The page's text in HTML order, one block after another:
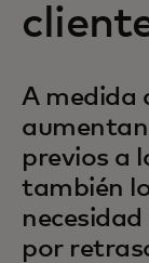
A medida
previos a
también
por